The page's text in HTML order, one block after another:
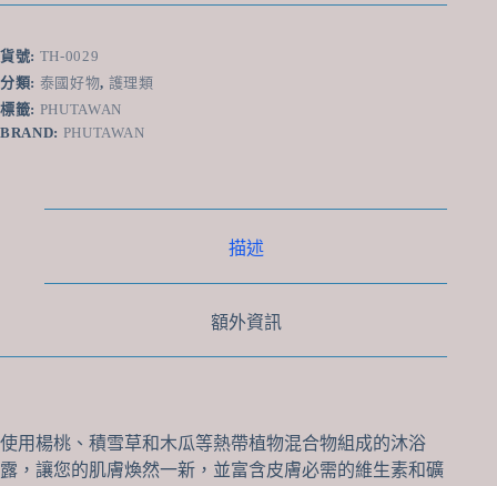
露
480ml
數
量
貨號: TH-0029
分類: 泰國好物, 護理類
標籤: PHUTAWAN
BRAND: PHUTAWAN
描述
額外資訊
使用楊桃、積雪草和木瓜等熱帶植物混合物組成的沐浴
露，讓您的肌膚煥然一新，並富含皮膚必需的維生素和礦